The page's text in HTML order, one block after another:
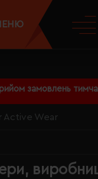
замовлень
Active Wear